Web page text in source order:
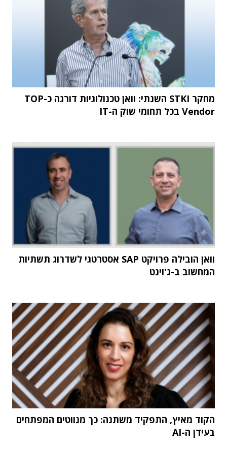
מחקר STKI השנתי: וואן טכנולוגיות דורגה כ-TOP
Vendor בכל תחומי שוק ה-IT
וואן הובילה פרויקט SAP אסטרטגי לשדרוג תשתיות
המחשוב ב-ג'וינט
הקוד מאיץ, התפקיד משתנה: כך מנווטים המפתחים
בעידן ה-AI